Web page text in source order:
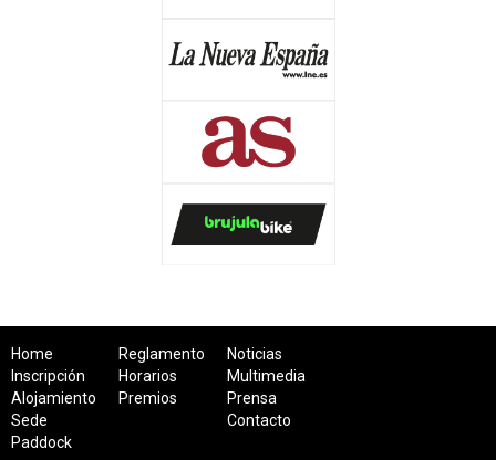
Home
Inscripción
Alojamiento
Sede
Paddock
Reglamento
Horarios
Premios
Noticias
Multimedia
Prensa
Contacto